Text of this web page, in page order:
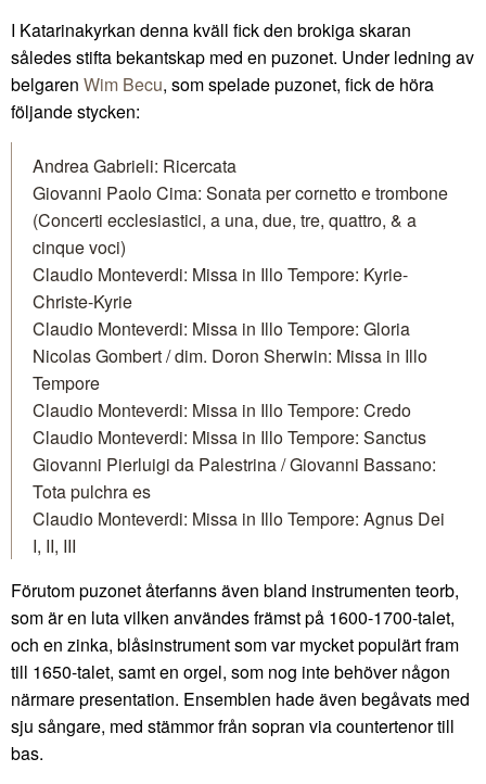
I Katarinakyrkan denna kväll fick den brokiga skaran
således stifta bekantskap med en puzonet. Under ledning av
belgaren Wim Becu, som spelade puzonet, fick de höra
följande stycken:
Andrea Gabrieli: Ricercata
Giovanni Paolo Cima: Sonata per cornetto e trombone
(Concerti ecclesiastici, a una, due, tre, quattro, & a
cinque voci)
Claudio Monteverdi: Missa in Illo Tempore: Kyrie-
Christe-Kyrie
Claudio Monteverdi: Missa in Illo Tempore: Gloria
Nicolas Gombert / dim. Doron Sherwin: Missa in Illo
Tempore
Claudio Monteverdi: Missa in Illo Tempore: Credo
Claudio Monteverdi: Missa in Illo Tempore: Sanctus
Giovanni Pierluigi da Palestrina / Giovanni Bassano:
Tota pulchra es
Claudio Monteverdi: Missa in Illo Tempore: Agnus Dei
I, II, III
Förutom puzonet återfanns även bland instrumenten teorb,
som är en luta vilken användes främst på 1600-1700-talet,
och en zinka, blåsinstrument som var mycket populärt fram
till 1650-talet, samt en orgel, som nog inte behöver någon
närmare presentation. Ensemblen hade även begåvats med
sju sångare, med stämmor från sopran via countertenor till
bas.